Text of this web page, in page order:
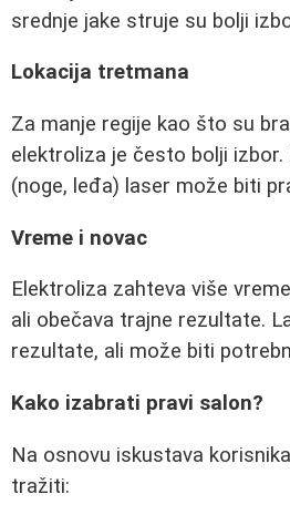
srednje jake struje su bolji
Lokacija tretmana
Za manje regije kao što su
elektroliza je često bolji izbor.
(noge, leđa) laser može biti
Vreme i novac
Elektroliza zahteva više
ali obečava trajne rezultate.
rezultate, ali može biti
Kako izabrati pravi salon?
Na osnovu iskustava
tražiti: